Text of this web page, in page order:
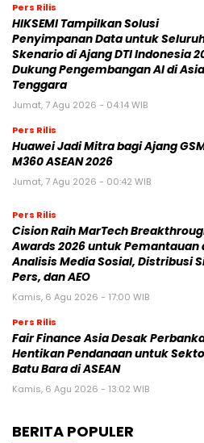
Pers Rilis
HIKSEMI Tampilkan Solusi
Penyimpanan Data untuk
Skenario di Ajang DTI Indonesia
Dukung Pengembangan AI di Asia
Tenggara
Jumat, 7 Agu 2026 - 04:14 WIB
Pers Rilis
Huawei Jadi Mitra bagi Ajang
M360 ASEAN 2026
Jumat, 7 Agu 2026 - 00:42 WIB
Pers Rilis
Cision Raih MarTech
Awards 2026 untuk Pemantauan
Analisis Media Sosial, Distribusi
Pers, dan AEO
Kamis, 6 Agu 2026 - 17:00 WIB
Pers Rilis
Fair Finance Asia Desak
Hentikan Pendanaan untuk
Batu Bara di ASEAN
Kamis, 6 Agu 2026 - 13:02 WIB
BERITA POPULER